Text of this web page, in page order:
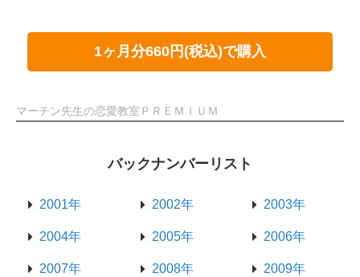
1ヶ月分660円(税込)で購入
マーチン先生の恋愛教室ＰＲＥＭＩＵＭ
バックナンバーリスト
2001年 2002年 2003年
2004年 2005年 2006年
2007年 2008年 2009年